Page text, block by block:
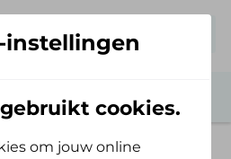
instellingen
cookies.
om jouw online